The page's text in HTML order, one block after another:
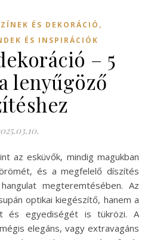
ÉS DEKORÁCIÓ ,
ÉS INSPIRÁCIÓK
– 5
lenyűgöző
és a megfelelő díszítés
megteremtésében. Az
optikai kiegészítő, hanem a
és egyediségét is tükrözi. A
elegáns, vagy extravagáns